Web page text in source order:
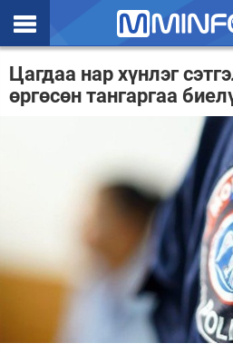
Эхлэл
Цаг агаар
Спорт
Цагдаа нар хүнлэг
өргөсөн тангаргаа